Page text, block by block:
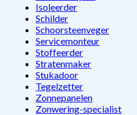
Isoleerder
Schilder
Schoorsteenveger
Servicemonteur
Stoffeerder
Stratenmaker
Stukadoor
Tegelzetter
Zonnepanelen
Zonwering-specialist